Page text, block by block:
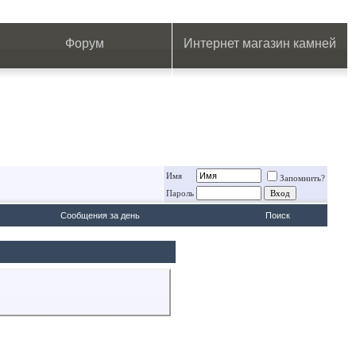
Форум Интернет магазин камней
Имя
Запомнить?
Пароль
Сообщения за день Поиск